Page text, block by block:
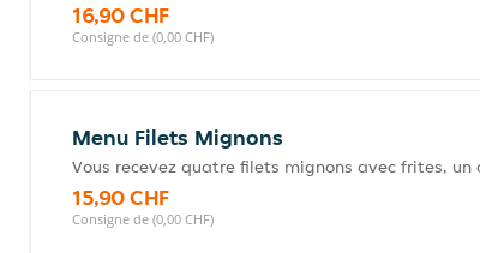
16,90 CHF
Consigne de (0,00 CHF)
Menu Filets Mignons
Vous recevez quatre filets mignons avec frites,
15,90 CHF
Consigne de (0,00 CHF)